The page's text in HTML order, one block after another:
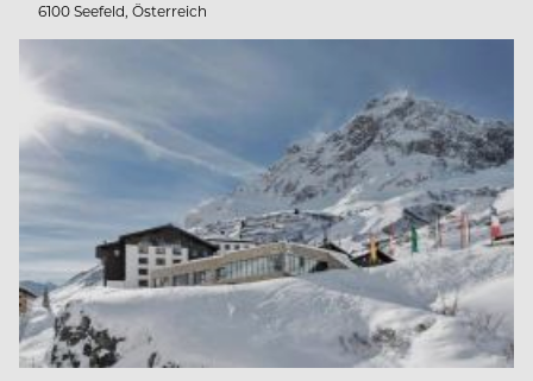
6100 Seefeld, Österreich